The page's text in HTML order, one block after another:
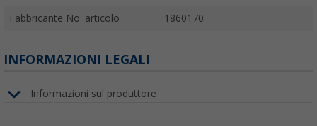
Fabbricante No. articolo 1860170
INFORMAZIONI LEGALI
Informazioni sul produttore